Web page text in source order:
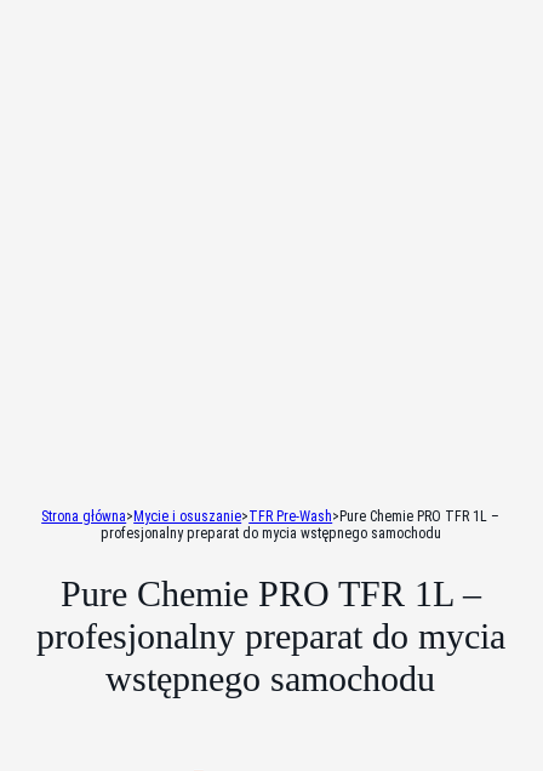
Strona główna> Mycie i osuszanie>TFR Pre-Wash> Pure Chemie PRO TFR 1L –
profesjonalny preparat do mycia wstępnego samochodu
Pure Chemie PRO TFR 1L –
profesjonalny preparat do mycia
wstępnego samochodu